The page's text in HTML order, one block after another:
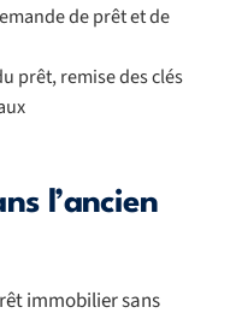
l’ancien
immobilier sans
de prêt et de
prêt, remise des clés